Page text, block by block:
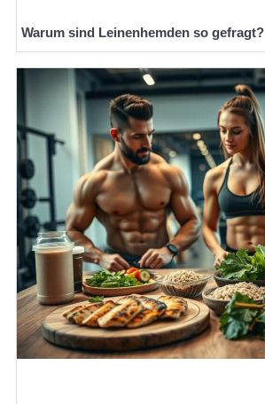
Warum sind Leinenhemden so gefragt?